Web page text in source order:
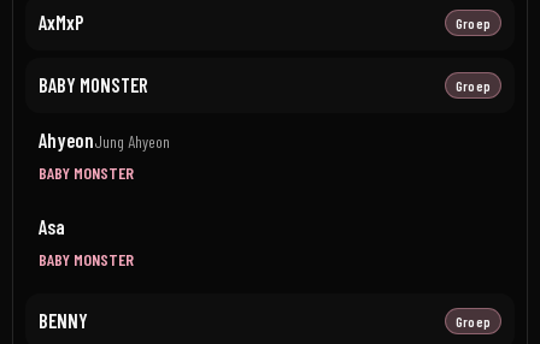
AxMxP Groep
BABY MONSTER Groep
AhyeonJung Ahyeon
BABY MONSTER
Asa
BABY MONSTER
BENNY Groep